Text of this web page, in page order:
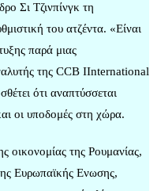
Σι Τζινπίνγκ τη
του ατζέντα. «Είναι
παρά μιας
της CCB IInternational
ότι αναπτύσσεται
οι υποδομές στη χώρα.
οικονομίας της Ρουμανίας,
Ευρωπαϊκής Ενωσης,